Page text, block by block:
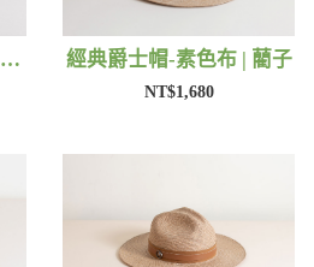
經典爵士帽-藺子布花 | 藺子 經典爵士帽-素色布 | 藺子
NT$1,680